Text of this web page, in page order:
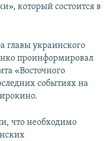
который состоится в
главы украинского
проинформировал
«Восточного
событиях на
что необходимо